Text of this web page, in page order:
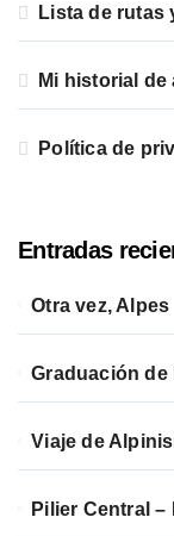
Lista de rutas
Mi historial
Política de
Entradas
Otra vez, Alpes
Graduación de
Viaje de
Pilier Central